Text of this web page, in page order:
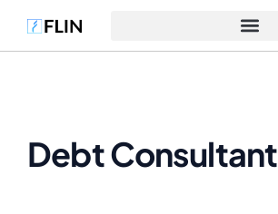
Debt Consultant